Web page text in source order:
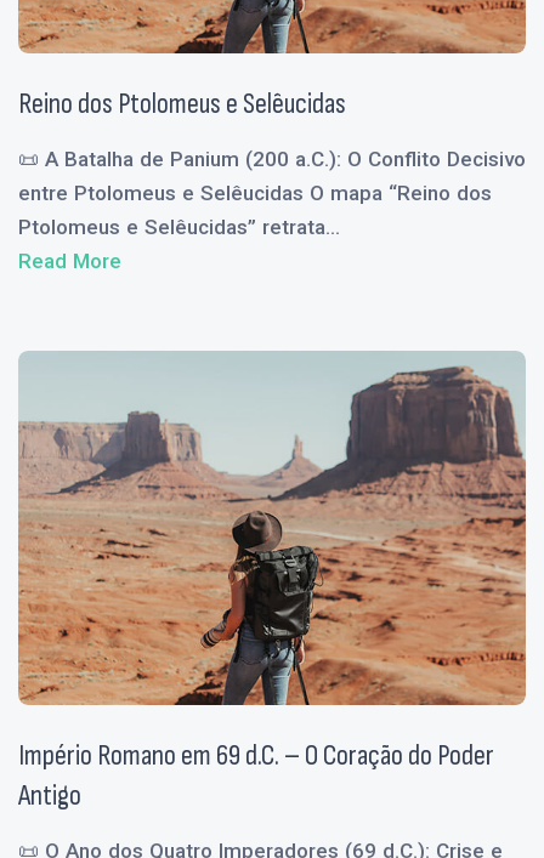
Reino dos Ptolomeus e Selêucidas
📜 A Batalha de Panium (200 a.C.): O Conflito Decisivo
entre Ptolomeus e Selêucidas O mapa “Reino dos
Ptolomeus e Selêucidas” retrata...
Read More
Império Romano em 69 d.C. – O Coração do Poder
Antigo
📜 O Ano dos Quatro Imperadores (69 d.C.): Crise e